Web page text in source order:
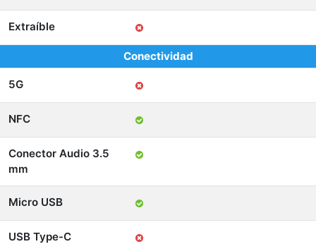
Extraíble
Conectividad
5G
NFC
Conector Audio 3.5
mm
Micro USB
USB Type-C